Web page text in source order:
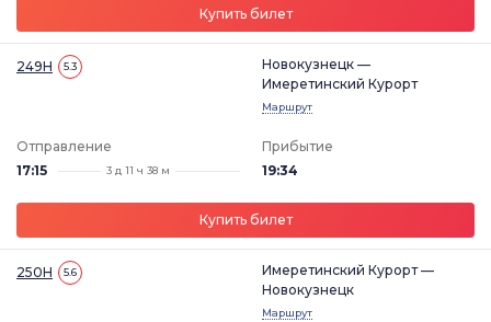
Купить билет
249Н 5.3
Новокузнецк —
Имеретинский Курорт
Маршрут
Отправление
17:15
3 д 11 ч 38 м
Прибытие
19:34
Купить билет
250Н 5.6
Имеретинский Курорт —
Новокузнецк
Маршрут